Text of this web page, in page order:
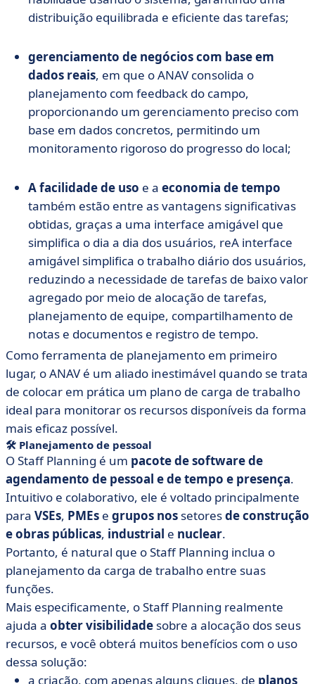
distribuição equilibrada e eficiente das tarefas;
gerenciamento de negócios com base em
dados reais, em que o ANAV consolida o
planejamento com feedback do campo,
proporcionando um gerenciamento preciso com
base em dados concretos, permitindo um
monitoramento rigoroso do progresso do local;
A facilidade de uso e a economia de tempo
também estão entre as vantagens significativas
obtidas, graças a uma interface amigável que
simplifica o dia a dia dos usuários, reA interface
amigável simplifica o trabalho diário dos usuários,
reduzindo a necessidade de tarefas de baixo valor
agregado por meio de alocação de tarefas,
planejamento de equipe, compartilhamento de
notas e documentos e registro de tempo.
Como ferramenta de planejamento em primeiro
lugar, o ANAV é um aliado inestimável quando se trata
de colocar em prática um plano de carga de trabalho
ideal para monitorar os recursos disponíveis da forma
mais eficaz possível.
🛠 Planejamento de pessoal
O Staff Planning é um pacote de software de
agendamento de pessoal e de tempo e presença.
Intuitivo e colaborativo, ele é voltado principalmente
para VSEs, PMEs e grupos nos setoresde construção
e obras públicas, industrial e nuclear.
Portanto, é natural que o Staff Planning inclua o
planejamento da carga de trabalho entre suas
funções.
Mais especificamente, o Staff Planning realmente
ajuda a obter visibilidade sobre a alocação dos seus
recursos, e você obterá muitos benefícios com o uso
dessa solução:
a criação, com apenas alguns cliques, de planos